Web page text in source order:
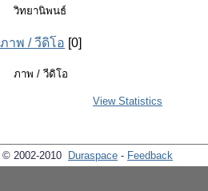
วิทยานิพนธ์
ภาพ / วีดิโอ [0]
ภาพ / วีดิโอ
View Statistics
© 2002-2010 Duraspace - Feedback